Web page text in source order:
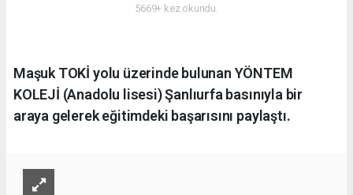
5669+ kez okundu.
Maşuk TOKİ yolu üzerinde bulunan YÖNTEM
KOLEJİ (Anadolu lisesi) Şanlıurfa basınıyla bir
araya gelerek eğitimdeki başarısını paylaştı.